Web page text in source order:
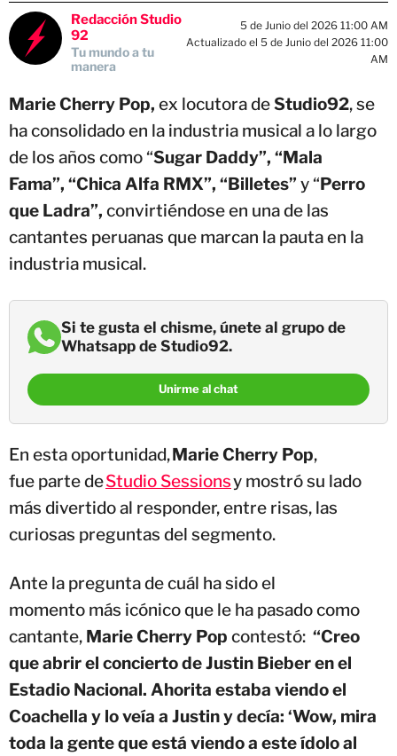
Redacción Studio
92
Tu mundo a tu
manera
5 de Junio del 2026 11:00 AM
Actualizado el 5 de Junio del 2026 11:00
AM
Marie Cherry Pop, ex locutora deStudio92, se
ha consolidado en la industria musical a lo largo
de los años como “Sugar Daddy”, “Mala
Fama”, “Chica Alfa RMX”, “Billetes” y “Perro
que Ladra”, convirtiéndose en una de las
cantantes peruanas que marcan la pauta en la
industria musical.
Si te gusta el chisme, únete al grupo de
Whatsapp de Studio92.
Unirme al chat
En esta oportunidad,Marie Cherry Pop,
fue parte deStudio Sessionsy mostró su lado
más divertido al responder, entre risas, las
curiosas preguntas del segmento.
Ante la pregunta de cuál ha sido el
momento más icónico que le ha pasado como
cantante, Marie Cherry Pop contestó: “Creo
que abrir el concierto de Justin Bieber en el
Estadio Nacional. Ahorita estaba viendo el
Coachella y lo veía a Justin y decía: ‘Wow, mira
toda la gente que está viendo a este ídolo al